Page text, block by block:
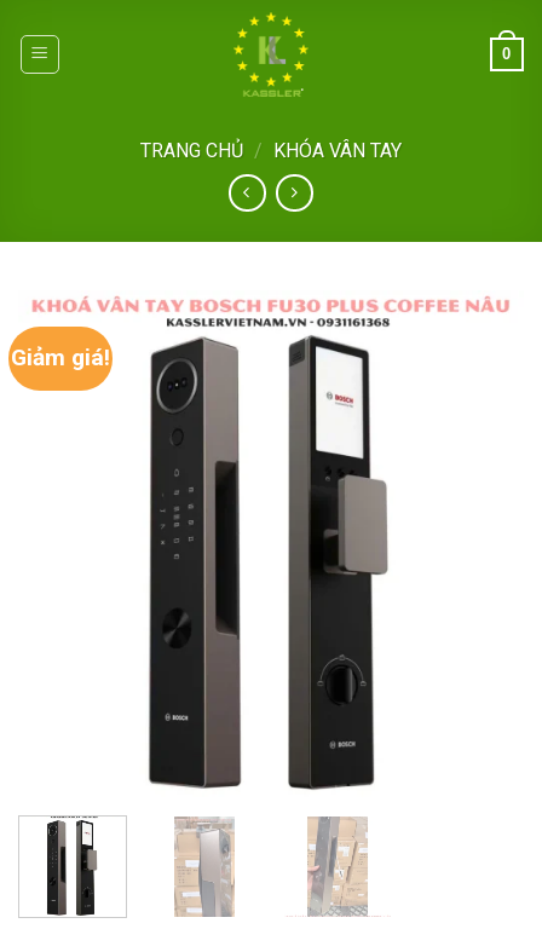
content
0
TRANG CHỦ / KHÓA VÂN TAY
Giảm giá!